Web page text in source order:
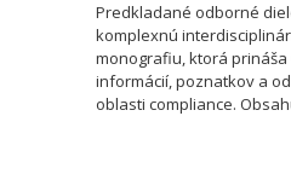
Predkladané odborné
komplexnú
monografiu, ktorá
informácií, poznatkov a
oblasti compliance.